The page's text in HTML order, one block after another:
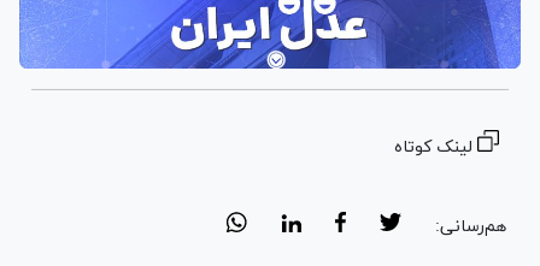
لینک کوتاه
هم‌رسانی: